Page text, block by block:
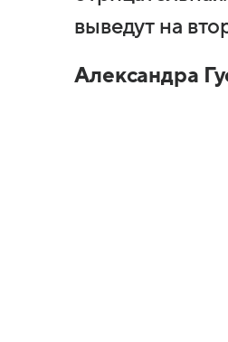
выведут на
Александра